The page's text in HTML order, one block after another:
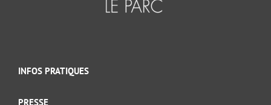
INFOS PRATIQUES
PRESSE